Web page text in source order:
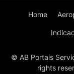
Home
© AB Portais
rights